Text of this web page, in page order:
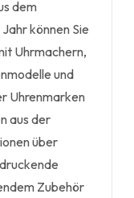
dem
können Sie
Uhrmachern,
und
Uhrenmarken
aus der
über
Zubehör